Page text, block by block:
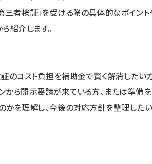
三者検証」を受ける際の具体的なポイン
紹介します。
のコスト負担を補助金で賢く解消したい
から開示要請が来ている方、または準備
かを理解し、今後の対応方針を整理した